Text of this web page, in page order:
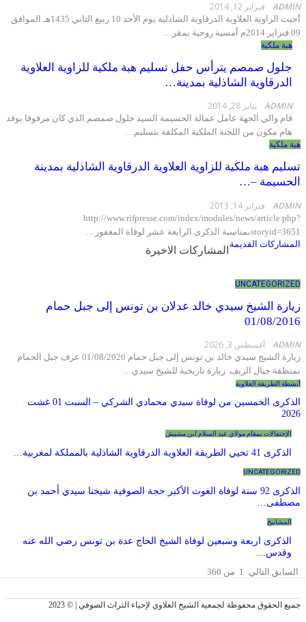
فبراير 12, 2014
أحيت الزاوية العلاوية الدرقاوية الشاذلية يوم الأحد 10 ربيع الثاني 1435هـ الموافق
…
صمصم يترأس حفل تسليم هبة ملكية للزاوية العلاوية
الشاذلية بمدينة…
يناير 28, 2014
والي الجهة عامل عمالة الحسيمة السيد جلول صمصم الذي كان مرفوقا بوفد
مكون من اللجنة الملكية المكلفة بتسليم …
هبة ملكية للزاوية العلاوية الدرقاوية الشاذلية بمدينة
–…
فبراير 14, 2013
http://www.rifpresse.com/index/modules/news/
بمناسبة الذكرى الرابعة عشر لوفاة المغفور…
القديمة
المشاركات الاخيرة
الشيخ سيدي خالد عدلان بن تونس إلى جبل حمام
01/08/
أغسطس 3, 2026
زيارة الشيخ سيدي خالد بن تونس إلى جبل حمام 01/08/2026 عرف جبل الحمام
جبال الريف زيارة تاريخية للشيخ سيدي…
العلاوية
الذكرى الخمسين من لوفاة سيدي محمادي الشركي – السبت 01 غشت
بمقام مولاي عبد السلام ابن مشيش
الدرقاوية الشاذلية بالمملكة لمغربية…
الذكرى 92 سنة لوفاة الغوث الأكبر حجة الصوفية شيخنا سيدي أحمد بن
اربعة وسبعين لوفاة الشيخ الحاج عدة بن تونس رضي الله عنه
التالي 1 من 360
محفوظة لجمعية الشيخ العلاوي لإحياء التراث الصوفي | © 2023